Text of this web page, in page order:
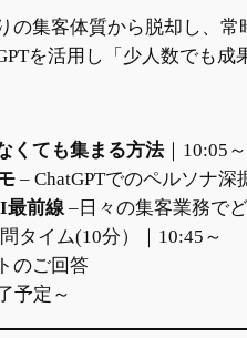
の集客体質から脱却し、
を活用し「少人数でも
くても集まる方法｜10:05～
– ChatGPTでのペルソナ深
最前線–日々の集客業務で
タイム(10分）｜10:45～
のご回答
予定～